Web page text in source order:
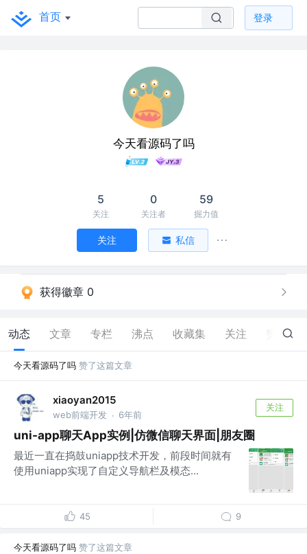
首页 登录
今天看源码了吗
5
关注
0
关注者
59
掘力值
关注 私信
获得徽章 0
动态 文章 专栏 沸点 收藏集 关注 6
今天看源码了吗 赞了这篇文章
xiaoyan2015
web前端开发 · 6年前
关注
uni-app聊天App实例|仿微信聊天界面|朋友圈
最近一直在捣鼓uniapp技术开发，前段时间就有
使用uniapp实现了自定义导航栏及模态...
45 9
今天看源码了吗 赞了这篇文章